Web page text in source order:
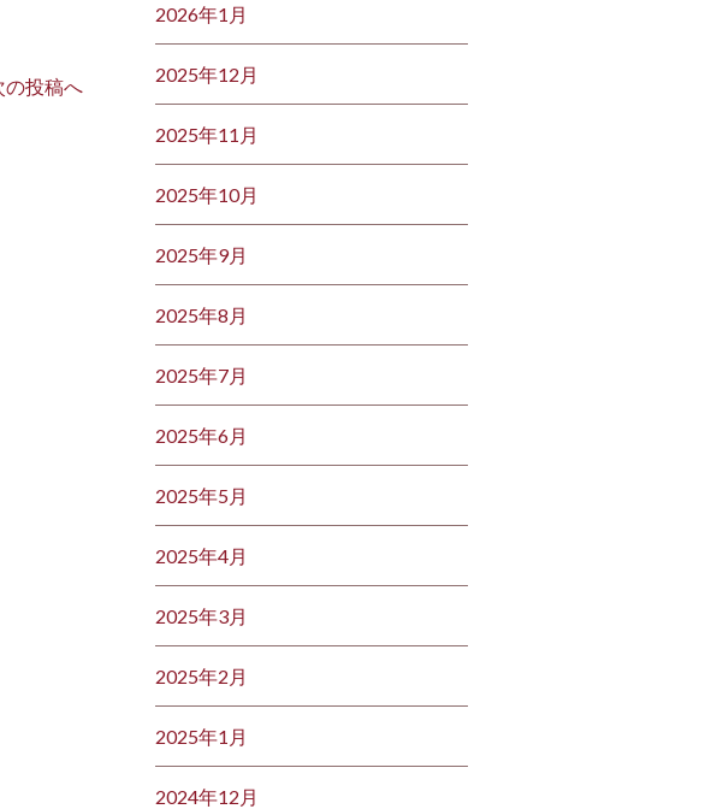
の投稿へ
2026年1月
2025年12月
2025年11月
2025年10月
2025年9月
2025年8月
2025年7月
2025年6月
2025年5月
2025年4月
2025年3月
2025年2月
2025年1月
2024年12月